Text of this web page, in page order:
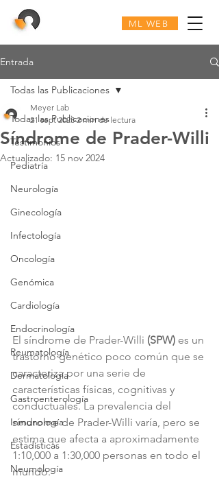
ML WEB
Entrada
Todas las Publicaciones
Testimonios
Pediatría
Neurología
Ginecología
Infectología
Oncología
Genómica
Cardiología
Endocrinología
Reumatología
Dermatología
Gastroenterología
Inmunología
Estadísticas
Neumología
Todas las Publicaciones
Síndrome de Prader-Willi
Meyer Lab
21 sept 2023 2 min de lectura
Actualizado: 15 nov 2024
El síndrome de Prader-Willi (SPW) es un
trastorno genético poco común que se
caracteriza por una serie de
características físicas, cognitivas y
conductuales. La prevalencia del
síndrome de Prader-Willi varía, pero se
estima que afecta a aproximadamente
1:10,000 a 1:30,000 personas en todo el
mundo.